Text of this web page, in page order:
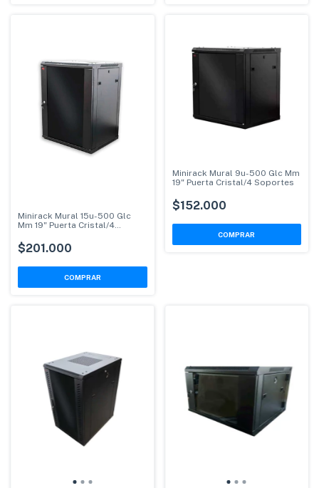
Minirack Mural 15u-500 Glc
Mm 19" Puerta Cristal/4
$201.000
Minirack Mural 9u-500 Glc Mm
19" Puerta Cristal/4 Soportes
$152.000